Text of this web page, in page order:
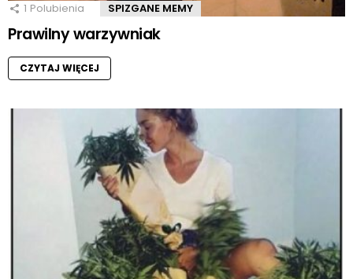
1 Polubienia SPIZGANE MEMY
Prawilny warzywniak
CZYTAJ WIĘCEJ